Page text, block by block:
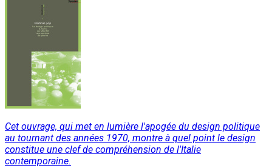
Cet ouvrage, qui met en lumière l'apogée du design politique
au tournant des années 1970, montre à quel point le design
constitue une clef de compréhension de l'Italie
contemporaine.